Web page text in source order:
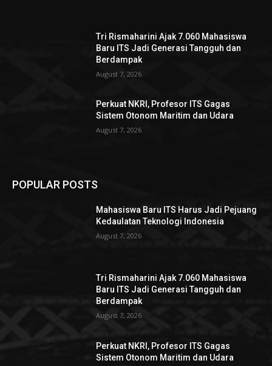
Tri Rismaharini Ajak 7.060 Mahasiswa
Baru ITS Jadi Generasi Tangguh dan
Berdampak
August 7, 2026
Perkuat NKRI, Profesor ITS Gagas
Sistem Otonom Maritim dan Udara
August 7, 2026
POPULAR POSTS
Mahasiswa Baru ITS Harus Jadi Pejuang
Kedaulatan Teknologi Indonesia
August 7, 2026
Tri Rismaharini Ajak 7.060 Mahasiswa
Baru ITS Jadi Generasi Tangguh dan
Berdampak
August 7, 2026
Perkuat NKRI, Profesor ITS Gagas
Sistem Otonom Maritim dan Udara